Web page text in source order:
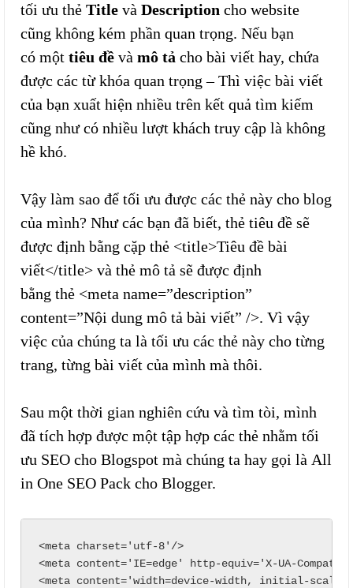
tối ưu thẻ Title và Description cho website
cũng không kém phần quan trọng. Nếu bạn
có một tiêu đề và mô tả cho bài viết hay, chứa
được các từ khóa quan trọng – Thì việc bài viết
của bạn xuất hiện nhiều trên kết quả tìm kiếm
cũng như có nhiều lượt khách truy cập là không
hề khó.
Vậy làm sao để tối ưu được các thẻ này cho blog
của mình? Như các bạn đã biết, thẻ tiêu đề sẽ
được định bằng cặp thẻ <title>Tiêu đề bài
viết</title> và thẻ mô tả sẽ được định
bằng thẻ <meta name=”description”
content=”Nội dung mô tả bài viết” />. Vì vậy
việc của chúng ta là tối ưu các thẻ này cho từng
trang, từng bài viết của mình mà thôi.
Sau một thời gian nghiên cứu và tìm tòi, mình
đã tích hợp được một tập hợp các thẻ nhằm tối
ưu SEO cho Blogspot mà chúng ta hay gọi là All
in One SEO Pack cho Blogger.
<meta charset='utf-8'/>
<meta content='IE=edge' http-equiv='X-UA-
<meta content='width=device-width, initial-